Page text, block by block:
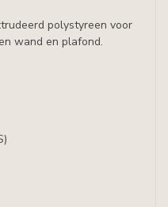
polystyreen voor
wand en plafond.